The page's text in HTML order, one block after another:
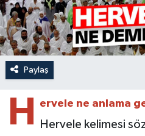
Paylaş
H ervele ne anlama
Hervele kelimesi
Ardahan Müftülüğü
Artvin Müftülüğü
Kudüs
Kurban
Hutbeler
DİYANET AKADEMİ